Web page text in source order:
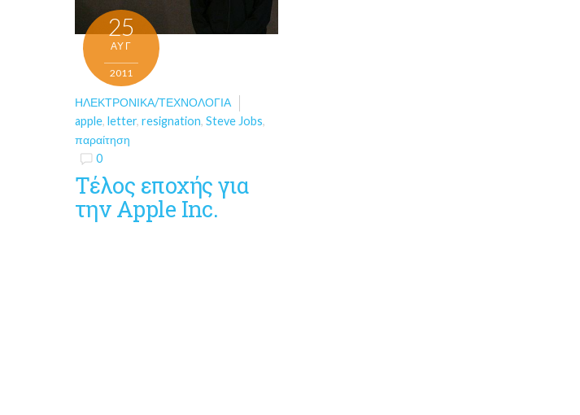
25
ΑΥΓ
2011
ΗΛΕΚΤΡΟΝΙΚΆ/ΤΕΧΝΟΛΟΓΊΑ
apple, letter, resignation, Steve Jobs,
παραίτηση
0
Τέλος εποχής για
την Apple Inc.